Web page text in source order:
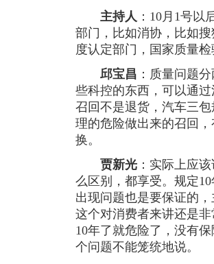
主持人 ：10月1号
部门，比如消协，比如
度认定部门，国家质量检
邱宝昌 ：质量问题
些科控的东西，可以通
召回不是退货，汽车三
理的危险做出来的召回
换。
贾新光 ：实际上应
么区别，都享受。规定
出现问题也是要保证的
这个对消费者来讲还是
10年了就危险了，没有
个问题不能笼统地说。